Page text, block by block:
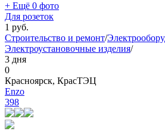
+ Ещё 0 фото
Для розеток
1 руб.
Строительство и ремонт/
Электроустановочные изделия/
3 дня
0
Красноярск, КрасТЭЦ
Еnzo
398